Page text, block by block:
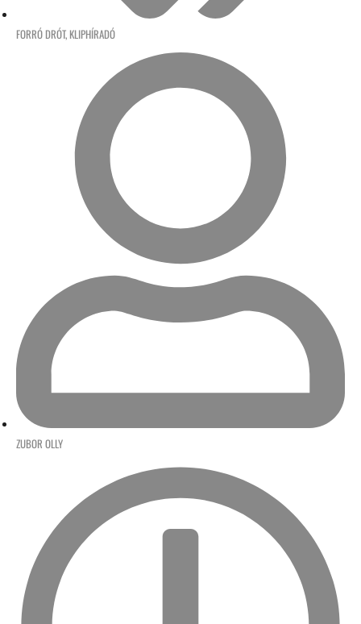
FORRÓ DRÓT, KLIPHÍRADÓ
ZUBOR OLLY